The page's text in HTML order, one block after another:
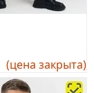
(цена закрыта)